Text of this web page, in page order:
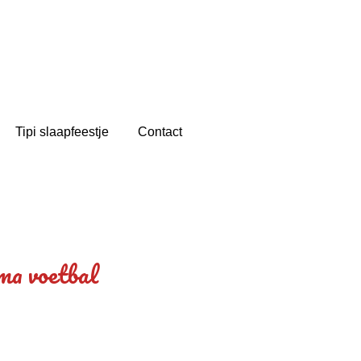
Tipi slaapfeestje Contact
voetbal